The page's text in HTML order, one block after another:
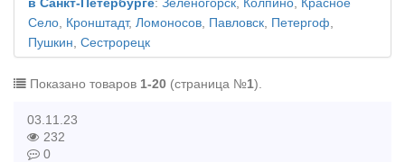
в Санкт-Петербурге: Зеленогорск, Колпино, Красное
Село, Кронштадт, Ломоносов, Павловск, Петергоф,
Пушкин, Сестрорецк
Показано товаров 1-20 (страница №1).
03.11.23
232
0